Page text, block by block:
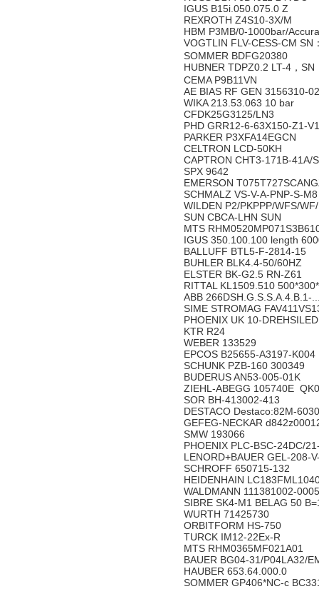
IGUS B15i.050.075.0 Z
REXROTH Z4S10-3X/M
HBM P3MB/0-1000bar/
VOGTLIN FLV-CESS-CM
SOMMER BDFG20380
HUBNER TDPZ0.2 LT-4，
CEMA P9B11VN
AE BIAS RF GEN 3156310-
WIKA 213.53.063 10 bar
CFDK25G3125/LN3
PHD GRR12-6-63X150-Z1-
PARKER P3XFA14EGCN
CELTRON LCD-50KH
CAPTRON CHT3-171B-41A/
SPX 9642
EMERSON
SCHMALZ VS-V-A-PNP-S-
WILDEN P2/PKPPP/WFS/
SUN CBCA-LHN SUN
MTS
IGUS 350.100.100 length
BALLUFF BTL5-F-2814-15
BUHLER BLK4.4-50/60HZ
ELSTER BK-G2.5 RN-Z61
RITTAL KL1509.510
ABB 266DSH.G.S.S.A.4.B.1-
SIME STROMAG
PHOENIX UK 10-
KTR R24
WEBER 133529
EPCOS B25655-A3197-K004
SCHUNK PZB-160 300349
BUDERUS AN53-005-01K
ZIEHL-ABEGG 105740E
SOR BH-413002-413
DESTACO Destaco:82M-
GEFEG-NECKAR
SMW 193066
PHOENIX PLC-BSC-24DC/
LENORD+BAUER GEL-208-
SCHROFF 650715-132
HEIDENHAIN
WALDMANN 111381002-
SIBRE SK4-M1 BELAG 50
WURTH 71425730
ORBITFORM HS-750
TURCK IM12-22Ex-R
MTS RHM0365MF021A01
BAUER BG04-31/P04LA32/
HAUBER 653.64.000.0
SOMMER GP406*NC-c